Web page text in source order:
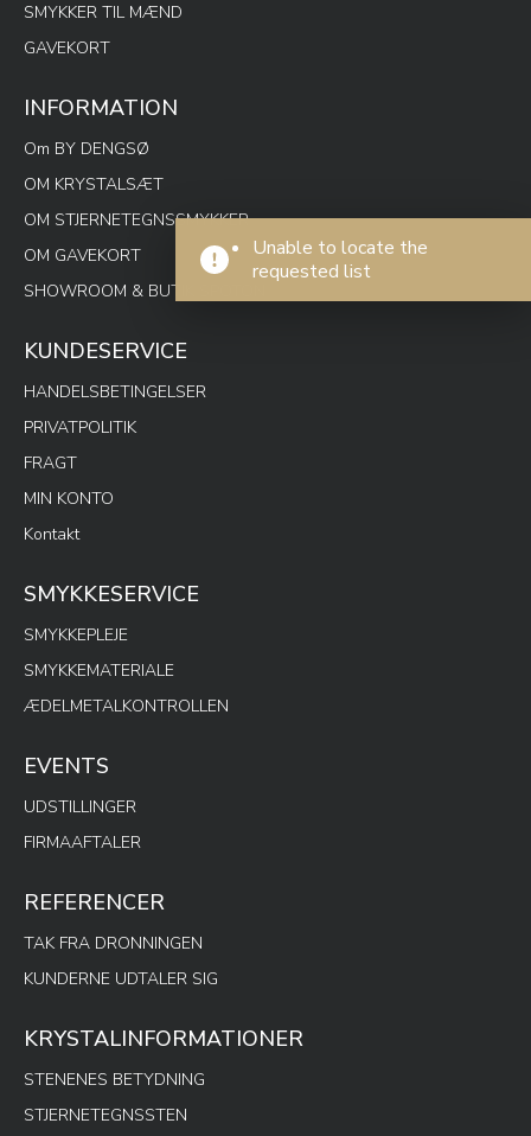
Unable to locate the
requested list
SMYKKER TIL MÆND
GAVEKORT
INFORMATION
Om BY DENGSØ
OM KRYSTALSÆT
OM STJERNETEGNSSMYKKER
OM GAVEKORT
SHOWROOM & BUTIK SPOTON
KUNDESERVICE
HANDELSBETINGELSER
PRIVATPOLITIK
FRAGT
MIN KONTO
Kontakt
SMYKKESERVICE
SMYKKEPLEJE
SMYKKEMATERIALE
ÆDELMETALKONTROLLEN
EVENTS
UDSTILLINGER
FIRMAAFTALER
REFERENCER
TAK FRA DRONNINGEN
KUNDERNE UDTALER SIG
KRYSTALINFORMATIONER
STENENES BETYDNING
STJERNETEGNSSTEN